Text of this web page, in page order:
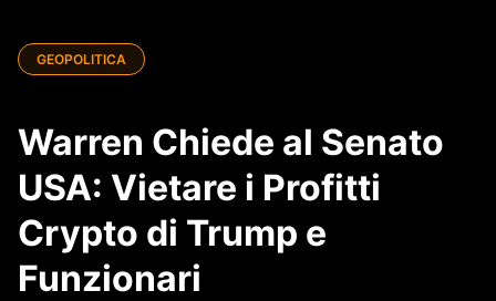
GEOPOLITICA
Warren Chiede al Senato
USA: Vietare i Profitti
Crypto di Trump e
Funzionari